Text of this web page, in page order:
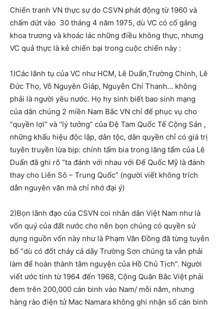
Chiến tranh VN thực sự do CSVN phát động từ 1960 và
chấm dứt vào 30 tháng 4 năm 1975, dù VC có cố gắng
khoa trương và khoác lác những điều không thực, nhưng
VC quả thực là kẻ chiến bại trong cuộc chiến này :
1)Các lãnh tụ của VC như HCM, Lê Duẩn,Trường Chinh, Lê
Đức Thọ, Võ Nguyên Giáp, Nguyễn Chí Thanh… không
phải là người yêu nước. Họ hy sinh biết bao sinh mạng
của dân chúng 2 miền Nam Bắc VN chỉ để phục vụ cho
“quyền lợi” và “lý tưởng” của Đệ Tam Quốc Tế Cộng Sản ,
những khẩu hiệu độc lập, dân tộc, dân quyền chỉ có giá trị
tuyên truyền lừa bịp: chính tấm bia trong lăng tẩm của Lê
Duẩn đã ghi rõ “ta đánh với nhau với Đế Quốc Mỹ là đánh
thay cho Liên Sô – Trung Quốc” (người viết không trích
dẫn nguyên văn mà chỉ nhớ đại ý)
2)Bọn lãnh đạo của CSVN coi nhân dân Việt Nam như là
vốn quý của đất nước cho nên bọn chúng có quyền sử
dụng nguồn vốn này như là Phạm Văn Đồng đã từng tuyên
bố “dù có đốt cháy cả dãy Trường Sơn chúng ta vẫn phải
làm để hoàn thành tâm nguyện của Hồ Chủ Tịch”. Người
viết ước tính từ 1964 đến 1968, Cộng Quân Bắc Việt phải
đem trên 200,000 cán binh vào Nam/ mỗi năm, nhưng
hàng rào điện tử Mac Namara không ghi nhận số cán binh